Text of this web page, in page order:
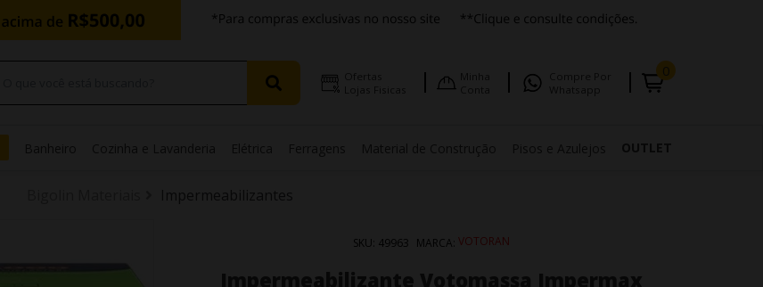
Ofertas
Conta
Compre Por
Whatsapp
0
SKU: 49963 MARCA:VOTORAN